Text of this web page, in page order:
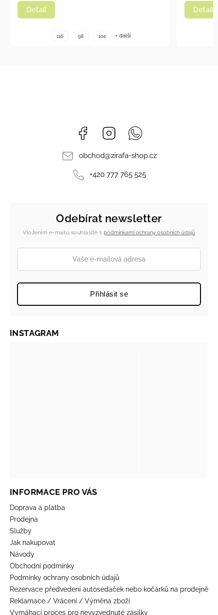
Facebook Instagram
obchod@zirafa-shop.cz
+420 777 765 525
Odebírat newsletter
Vložením e-mailu souhlasíte s podmínkami ochrany osobních údajů
Přihlásit se
INFORMACE PRO VÁS
Doprava a platba
Prodejna
Služby
Jak nakupovat
Návody
Obchodní podmínky
Podmínky ochrany osobních údajů
Rezervace předvedení autosedaček nebo kočárků na prodejně
Reklamace / Vrácení / Výměna zboží
Vymáhací proces pro nevyzvednuté zásilky
INSTAGRAM